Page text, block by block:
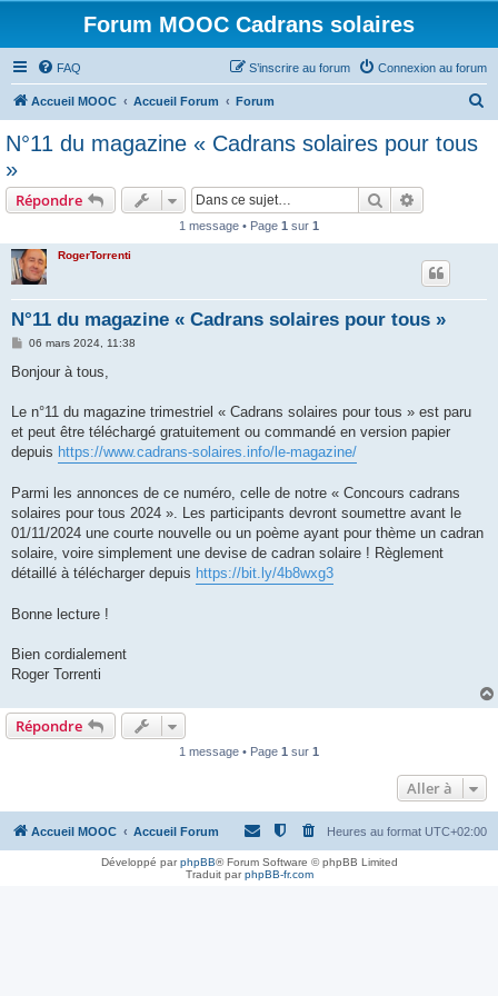
Forum MOOC Cadrans solaires
FAQ Connexion au forum
S’inscrire au forum
Accueil MOOC Accueil Forum Forum
N°11 du magazine « Cadrans solaires pour tous
»
Répondre Rechercher
1 message • Page 1 sur 1
RogerTorrenti
N°11 du magazine « Cadrans solaires pour tous »
M
s
g
06 mars 2024, 11:38
Bonjour à tous,
Le n°11 du magazine trimestriel « Cadrans solaires pour tous » est paru
et peut être téléchargé gratuitement ou commandé en version papier
depuis https://www.cadrans-solaires.info/le-magazine/
Parmi les annonces de ce numéro, celle de notre « Concours cadrans
solaires pour tous 2024 ». Les participants devront soumettre avant le
01/11/2024 une courte nouvelle ou un poème ayant pour thème un cadran
solaire, voire simplement une devise de cadran solaire ! Règlement
détaillé à télécharger depuis https://bit.ly/4b8wxg3
Bonne lecture !
Bien cordialement
Roger Torrenti
Répondre
1 message • Page 1 sur 1
Aller à
Accueil MOOC Accueil Forum Heures au format UTC+02:00
Développé parphpBB® Forum Software © phpBB Limited
Traduit parphpBB-fr.com